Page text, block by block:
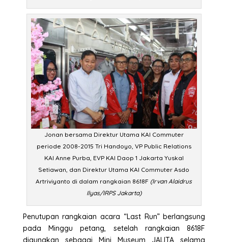
Jonan bersama Direktur Utama KAI Commuter
periode 2008-2015 Tri Handoyo, VP Public Relations
KAI Anne Purba, EVP KAI Daop 1 Jakarta Yuskal
Setiawan, dan Direktur Utama KAI Commuter Asdo
Artriviyanto di dalam rangkaian 8618F (Irvan Alaidrus
Ilyas/IRPS Jakarta)
Penutupan rangkaian acara “Last Run” berlangsung
pada Minggu petang, setelah rangkaian 8618F
digunakan sebagai Mini Museum JALITA selama